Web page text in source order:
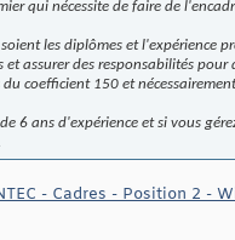
qui nécessite de faire de
les diplômes et l'expérience
et assurer des responsabilités
coefficient 150 et
6 ans d'expérience et si vous
- Cadres - Position 2 -